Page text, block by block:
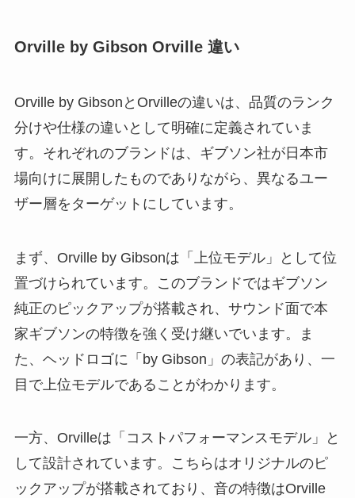
Orville by Gibson Orville 違い
Orville by GibsonとOrvilleの違いは、品質のランク
分けや仕様の違いとして明確に定義されていま
す。それぞれのブランドは、ギブソン社が日本市
場向けに展開したものでありながら、異なるユー
ザー層をターゲットにしています。
まず、Orville by Gibsonは「上位モデル」として位
置づけられています。このブランドではギブソン
純正のピックアップが搭載され、サウンド面で本
家ギブソンの特徴を強く受け継いでいます。ま
た、ヘッドロゴに「by Gibson」の表記があり、一
目で上位モデルであることがわかります。
一方、Orvilleは「コストパフォーマンスモデル」と
して設計されています。こちらはオリジナルのピ
ックアップが搭載されており、音の特徴はOrville